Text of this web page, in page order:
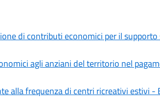
di contributi economici per il supporto
agli anziani del territorio nel
alla frequenza di centri ricreativi estivi -